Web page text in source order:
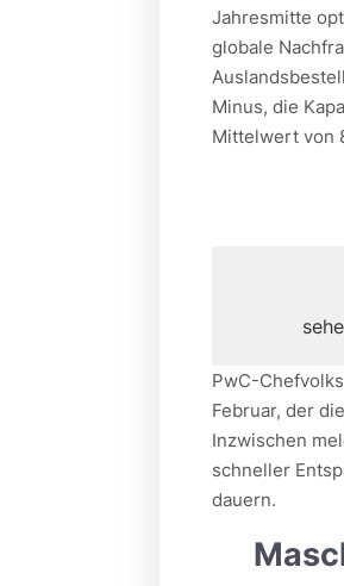
Jahresmitte
globale
Minus, die
Mittelwert von
PwC-
Februar, der
Inzwischen
schneller
dauern.